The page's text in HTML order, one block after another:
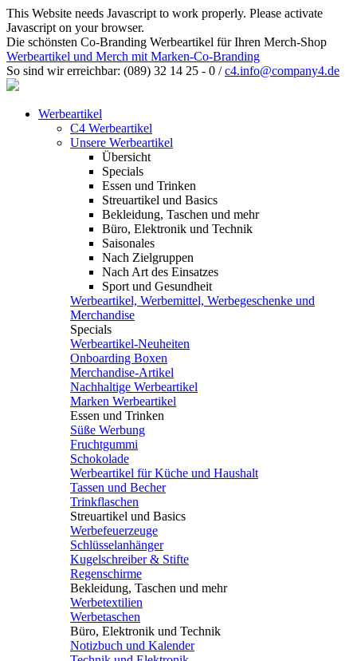
This Website needs Javascript to work properly. Please activate
Javascript on your browser.
Die schönsten Co-Branding Werbeartikel für Ihren Merch-Shop
Werbeartikel und Merch mit Marken-Co-Branding
So sind wir erreichbar: (089) 32 14 25 - 0 /c4.info@company4.de
Werbeartikel
C4 Werbeartikel
Unsere Werbeartikel
Übersicht
Specials
Essen und Trinken
Streuartikel und Basics
Bekleidung, Taschen und mehr
Büro, Elektronik und Technik
Saisonales
Nach Zielgruppen
Nach Art des Einsatzes
Sport und Gesundheit
Werbeartikel, Werbemittel, Werbegeschenke und
Merchandise
Specials
Werbeartikel-Neuheiten
Onboarding Boxen
Merchandise-Artikel
Nachhaltige Werbeartikel
Marken Werbeartikel
Essen und Trinken
Süße Werbung
Fruchtgummi
Schokolade
Werbeartikel für Küche und Haushalt
Tassen und Becher
Trinkflaschen
Streuartikel und Basics
Werbefeuerzeuge
Schlüsselanhänger
Kugelschreiber & Stifte
Regenschirme
Bekleidung, Taschen und mehr
Werbetextilien
Werbetaschen
Büro, Elektronik und Technik
Notizbuch und Kalender